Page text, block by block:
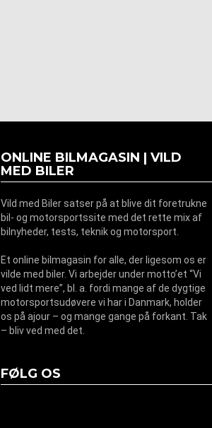
ONLINE BILMAGASIN | VILD
MED BILER
Vild med Biler satser på at blive dit foretrukne
bil- og motorsportssite med det rette mix af
bilnyheder, tests, teknik og motorsport.
Et online bilmagasin for alle, der ligesom os er
vilde med biler. Vi arbejder under motto’et “Vi
ved lidt mere”, bl. a. fordi mange af de dygtige
motorsportsudøvere vi har i Danmark, holder
os på ajour – og mange gange på forkant. Tak
– bliv ved med det.
FØLG OS